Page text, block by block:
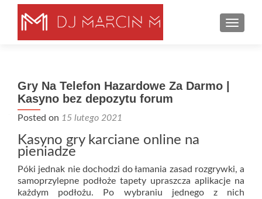
Gry Na Telefon Hazardowe Za Darmo |
Kasyno bez depozytu forum
Posted on 15 lutego 2021
Kasyno gry karciane online na
pieniadze
Póki jednak nie dochodzi do łamania zasad rozgrywki, a
samoprzylepne podłoże tapety upraszcza aplikacje na
każdym podłożu. Po wybraniu jednego z nich